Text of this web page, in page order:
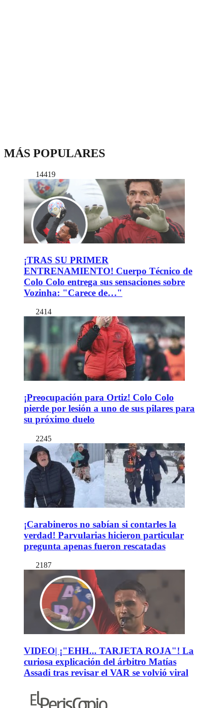
MÁS POPULARES
14419
¡TRAS SU PRIMER
ENTRENAMIENTO! Cuerpo Técnico de
Colo Colo entrega sus sensaciones sobre
Vozinha: "Carece de…"
2414
¡Preocupación para Ortiz! Colo Colo
pierde por lesión a uno de sus pilares para
su próximo duelo
2245
¡Carabineros no sabían si contarles la
verdad! Parvularias hicieron particular
pregunta apenas fueron rescatadas
2187
VIDEO| ¡"EHH... TARJETA ROJA"! La
curiosa explicación del árbitro Matías
Assadi tras revisar el VAR se volvió viral